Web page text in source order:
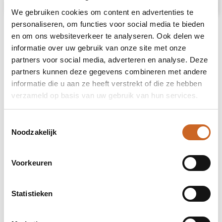
We gebruiken cookies om content en advertenties te
personaliseren, om functies voor social media te bieden
en om ons websiteverkeer te analyseren. Ook delen we
informatie over uw gebruik van onze site met onze
partners voor social media, adverteren en analyse. Deze
partners kunnen deze gegevens combineren met andere
informatie die u aan ze heeft verstrekt of die ze hebben
verzameld op basis van uw gebruik van hun services.
Noodzakelijk
Voorkeuren
Statistieken
Levertijden in overleg
Bij ons staat klanttevredenheid centraal. Daarom